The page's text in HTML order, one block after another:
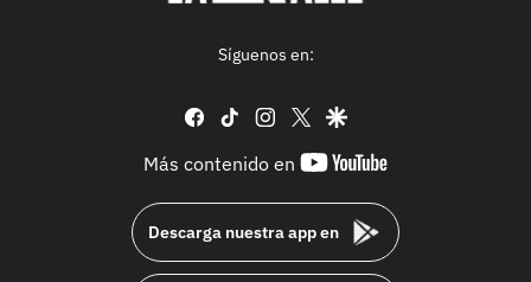
Síguenos en:
facebook
tiktok instagram
twittergoogle
Más contenido en
youtube-
Descarga nuestra app en